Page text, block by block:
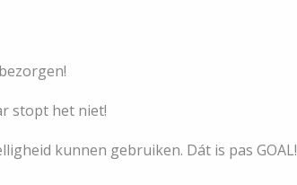
stopt het niet!
kunnen gebruiken. Dát is pas GOAL!